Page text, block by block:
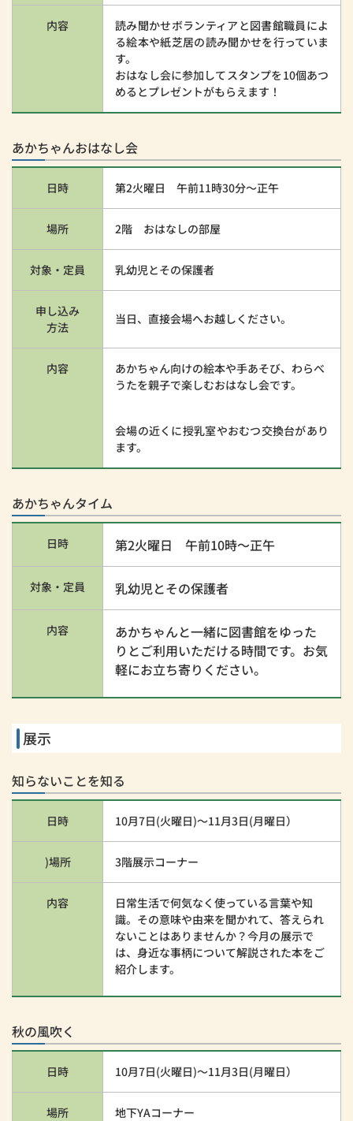
内容
読み聞かせボランティアと図書館職員によ
る絵本や紙芝居の読み聞かせを行っていま
す。
おはなし会に参加してスタンプを10個あつ
めるとプレゼントがもらえます！
あかちゃんおはなし会
日時 第2火曜日 午前11時30分～正午
場所 2階 おはなしの部屋
対象・定員 乳幼児とその保護者
申し込み
方法
当日、直接会場へお越しください。
内容
あかちゃん向けの絵本や手あそび、わらべ
うたを親子で楽しむおはなし会です。
会場の近くに授乳室やおむつ交換台があり
ます。
あかちゃんタイム
日時 第2火曜日 午前10時～正午
対象・定員 乳幼児とその保護者
内容
あかちゃんと一緒に図書館をゆった
りとご利用いただける時間です。お気
軽にお立ち寄りください。
展示
知らないことを知る
日時 10月7日(火曜日)～11月3日(月曜日）
)場所 3階展示コーナー
内容
日常生活で何気なく使っている言葉や知
識。その意味や由来を聞かれて、答えられ
ないことはありませんか？今月の展示で
は、身近な事柄について解説された本をご
紹介します。
秋の風吹く
日時 10月7日(火曜日)～11月3日(月曜日）
場所 地下YAコーナー